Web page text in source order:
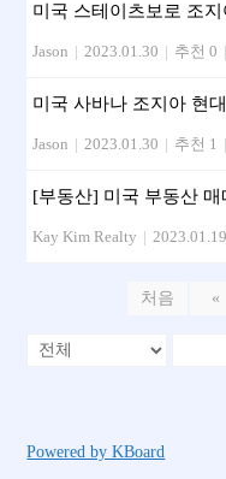
미국 스테이츠보로 조
Jason | 2023.01.30 | 추천 0 |
미국 사바나 조지아 현
Jason | 2023.01.30 | 추천 1 |
[부동산] 미국 부동산
Kay Kim Realty | 2023.01.19
처음 «
Powered by KBoard